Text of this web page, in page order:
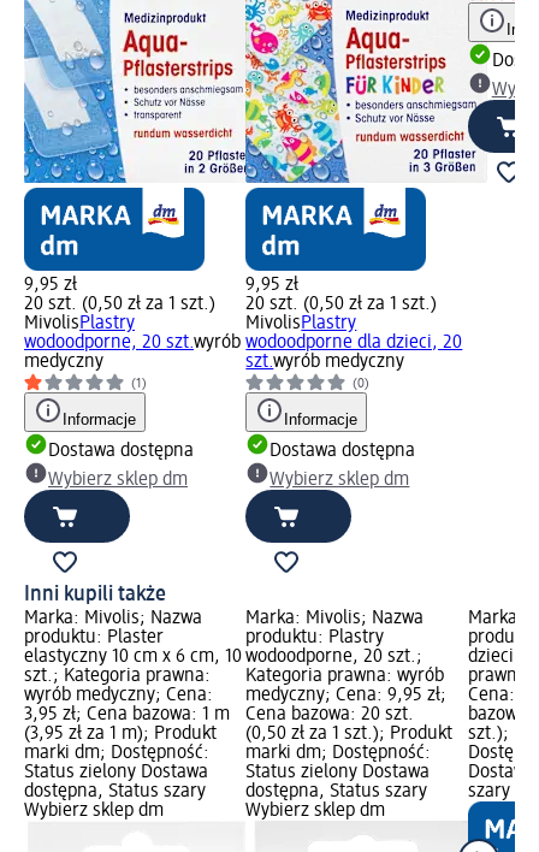
9,95 zł
20 szt. (0,50 zł za 1 szt.)
MivolisPlastry
wodoodporne, 20 szt.wyrób
medyczny
(1)
Informacje
Dostawa dostępna
Wybierz sklep dm
9,95 zł
20 szt. (0,50 zł za 1 szt.)
MivolisPlastry
wodoodporne dla dzieci, 20
szt.wyrób medyczny
(0)
Informacje
Dostawa dostępna
Wybierz sklep dm
Inni kupili także
Marka: Mivolis; Nazwa
produktu: Plaster
elastyczny 10 cm x 6 cm, 10
szt.; Kategoria prawna:
wyrób medyczny; Cena:
3,95 zł; Cena bazowa: 1 m
(3,95 zł za 1 m); Produkt
marki dm; Dostępność:
Status zielony Dostawa
dostępna, Status szary
Wybierz sklep dm
Marka: Mivolis; Nazwa
produktu: Plastry
wodoodporne, 20 szt.;
Kategoria prawna: wyrób
medyczny; Cena: 9,95 zł;
Cena bazowa: 20 szt.
(0,50 zł za 1 szt.); Produkt
marki dm; Dostępność:
Status zielony Dostawa
dostępna, Status szary
Wybierz sklep dm
Marka:
dzieci,
prawna:
Cena:
bazowa:
szt.);
szary